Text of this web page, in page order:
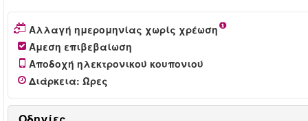
Αλλαγή ημερομηνίας χωρίς χρέωση
Άμεση επιβεβαίωση
Αποδοχή ηλεκτρονικού κουπονιού
Διάρκεια: Ώρες